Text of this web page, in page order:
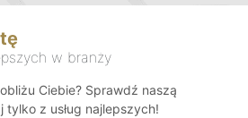
w branży
Ciebie? Sprawdź naszą
z usług najlepszych!